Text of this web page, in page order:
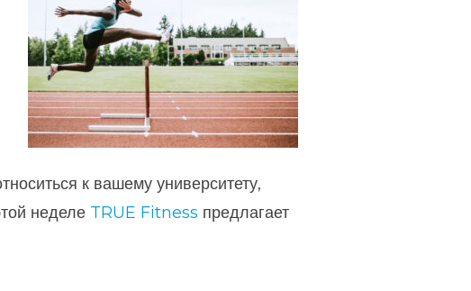
к вашему университету,
неделе TRUE Fitness предлагает